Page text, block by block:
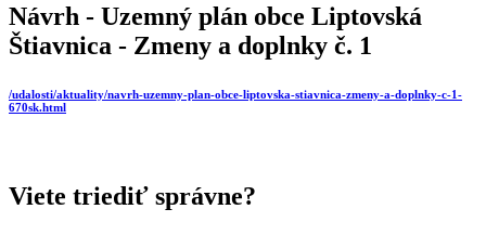
Návrh - Uzemný plán obce Liptovská
Štiavnica - Zmeny a doplnky č. 1
/udalosti/aktuality/navrh-uzemny-plan-obce-liptovska-stiavnica-zmeny-a-doplnky-c-1-
670sk.html
Viete triediť správne?